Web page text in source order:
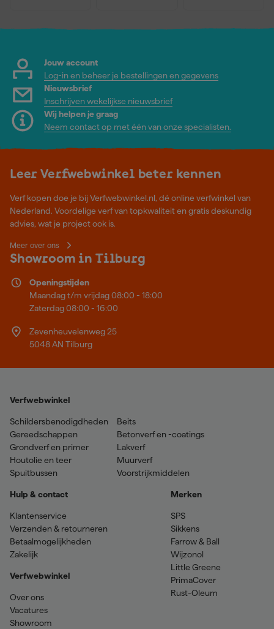
Jouw account
Log-in en beheer je bestellingen en gegevens
Nieuwsbrief
Inschrijven wekelijkse nieuwsbrief
Wij helpen je graag
Neem contact op met één van onze specialisten.
Leer Verfwebwinkel beter kennen
Verf kopen doe je bij Verfwebwinkel.nl, dé online verfwinkel van
Nederland. Voordelige verf van topkwaliteit en gratis deskundig
advies, wat je project ook is.
Meer over ons
Showroom in Tilburg
Openingstijden
Maandag t/m vrijdag 08:00 - 18:00
Zaterdag 08:00 - 16:00
Zevenheuvelenweg 25
5048 AN Tilburg
Verfwebwinkel
Schildersbenodigdheden
Gereedschappen
Grondverf en primer
Houtolie en teer
Spuitbussen
Beits
Betonverf en -coatings
Lakverf
Muurverf
Voorstrijkmiddelen
Hulp & contact
Klantenservice
Verzenden & retourneren
Betaalmogelijkheden
Zakelijk
Verfwebwinkel
Over ons
Vacatures
Showroom
Merken
SPS
Sikkens
Farrow & Ball
Wijzonol
Little Greene
PrimaCover
Rust-Oleum